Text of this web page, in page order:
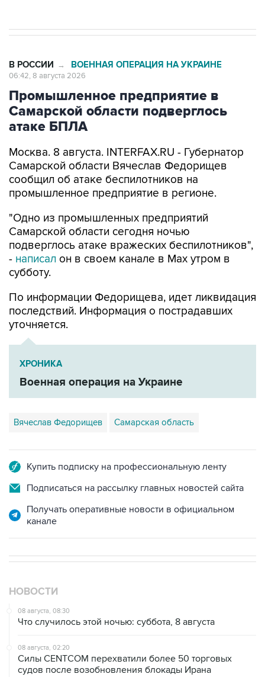
Промышленное предприятие в
Самарской области подверглось
атаке БПЛА
Москва. 8 августа. INTERFAX.RU - Губернатор
сообщил об атаке беспилотников на
промышленное предприятие в регионе.
"Одно из промышленных предприятий
подверглось атаке вражеских беспилотников",
-написалон в своем канале в Max утром в
субботу.
По информации Федорищева, идет ликвидация
уточняется.
ХРОНИКА
Военная операция на Украине
Вячеслав Федорищев Самарская область
Подписаться на рассылку главных новостей сайта
Получать оперативные новости в официальном
08 августа, 08:30
Что случилось этой ночью: суббота, 8 августа
08 августа, 02:20
судов после возобновления блокады Ирана